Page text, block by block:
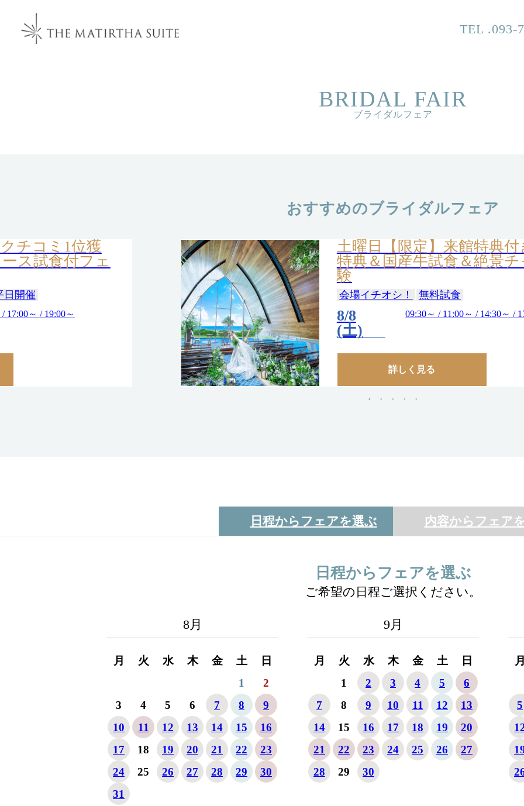
TEL .093-
BRIDAL FAIR
ブライダルフェア
おすすめのブライダルフェア
チコミ1位獲
ス試食付フェ
日開催
17:00～ / 19:00～
土曜日【限定】来館特典付
特典＆国産牛試食＆絶景
験
会場イチオシ！ 無料試食
8/8
(土)
09:30～ / 11:00～ / 14:30～ /
詳しく見る
日程からフェアを選ぶ 内容からフェア
日程からフェアを選ぶ
ご希望の日程ご選択ください。
8月
月 火 水 木 金 土
日
1
2
3
4 5 6 7 8
9
10
11 12 13 14 15
16
17
18 19 20 21 22
23
24
25 26 27 28 29
30
31
9月
月 火 水 木 金 土
日
1
2 3 4 5
6
7
8 9 10 11 12
13
14
15 16 17 18 19
20
21
22 23 24 25 26
27
28
29 30
5